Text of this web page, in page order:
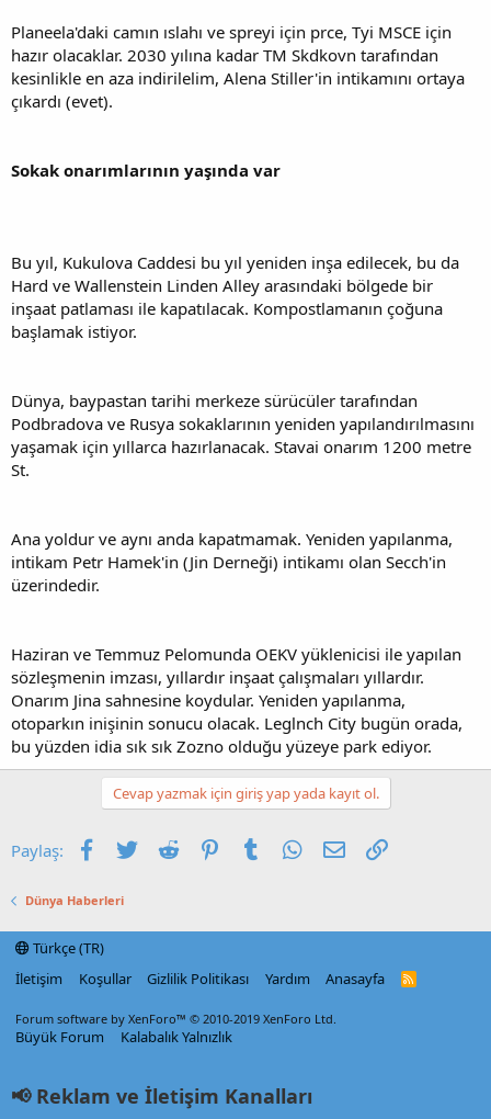
Planeela'daki camın ıslahı ve spreyi için prce, Tyi MSCE için
hazır olacaklar. 2030 yılına kadar TM Skdkovn tarafından
kesinlikle en aza indirilelim, Alena Stiller'in intikamını ortaya
çıkardı (evet).
Sokak onarımlarının yaşında var
Bu yıl, Kukulova Caddesi bu yıl yeniden inşa edilecek, bu da
Hard ve Wallenstein Linden Alley arasındaki bölgede bir
inşaat patlaması ile kapatılacak. Kompostlamanın çoğuna
başlamak istiyor.
Dünya, baypastan tarihi merkeze sürücüler tarafından
Podbradova ve Rusya sokaklarının yeniden yapılandırılmasını
yaşamak için yıllarca hazırlanacak. Stavai onarım 1200 metre
St.
Ana yoldur ve aynı anda kapatmamak. Yeniden yapılanma,
intikam Petr Hamek'in (Jin Derneği) intikamı olan Secch'in
üzerindedir.
Haziran ve Temmuz Pelomunda OEKV yüklenicisi ile yapılan
sözleşmenin imzası, yıllardır inşaat çalışmaları yıllardır.
Onarım Jina sahnesine koydular. Yeniden yapılanma,
otoparkın inişinin sonucu olacak. Leglnch City bugün orada,
bu yüzden idia sık sık Zozno olduğu yüzeye park ediyor.
Cevap yazmak için giriş yap yada kayıt ol.
Paylaş: Facebook
TwitterReddit PinterestTumblrWhatsApp
E-postaLink
Dünya Haberleri
Türkçe (TR)
İletişim
Koşullar Gizlilik Politikası Yardım Anasayfa
R
Forum software by XenForo™ © 2010-2019 XenForo Ltd.
Büyük Forum Kalabalık Yalnızlık
📢 Reklam ve İletişim Kanalları